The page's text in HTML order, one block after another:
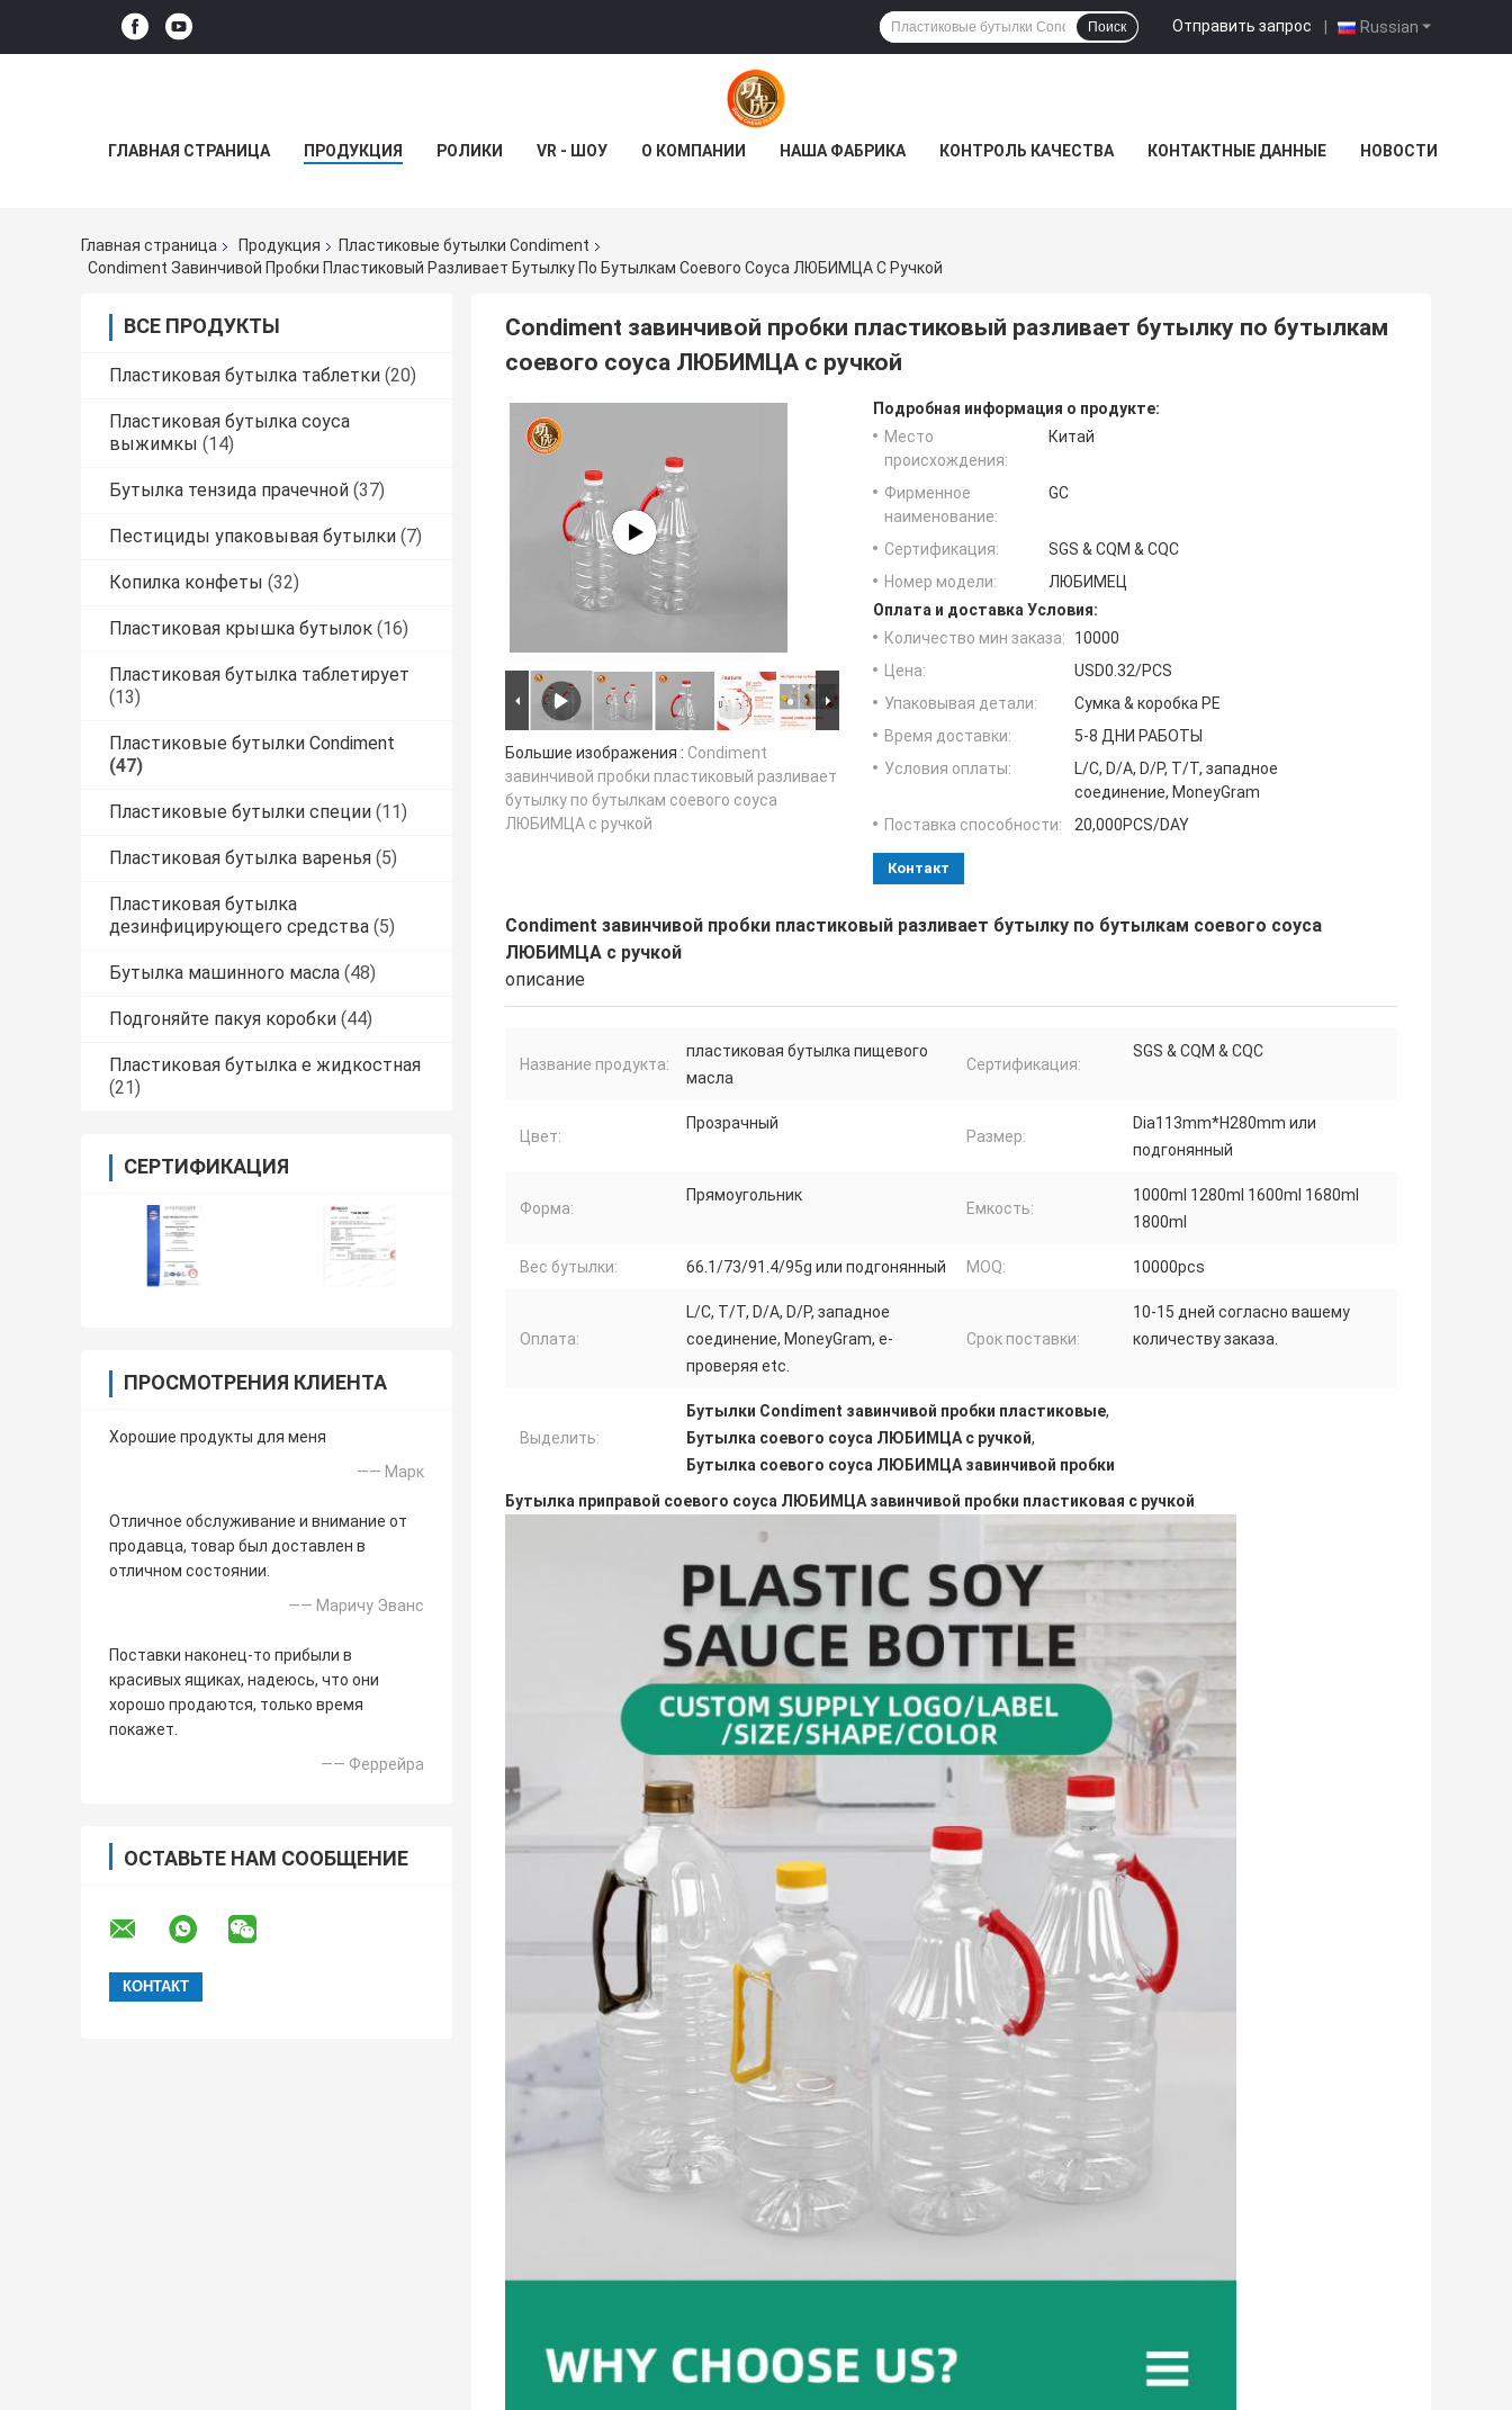
Russian
Отправить запрос |
Поиск
ГЛАВНАЯ СТРАНИЦА ПРОДУКЦИЯ РОЛИКИ VR - ШОУ О КОМПАНИИ НАША ФАБРИКА КОНТРОЛЬ КАЧЕСТВА КОНТАКТНЫЕ ДАННЫЕ НОВОСТИ
Главная страница Продукция
Пластиковые бутылки Condiment
Condiment Завинчивой Пробки Пластиковый Разливает Бутылку По Бутылкам Соевого Соуса ЛЮБИМЦА С Ручкой
ВСЕ ПРОДУКТЫ
Пластиковая бутылка таблетки (20)
Пластиковая бутылка соуса
выжимкы (14)
Бутылка тензида прачечной (37)
Пестициды упаковывая бутылки (7)
Копилка конфеты (32)
Пластиковая крышка бутылок (16)
Пластиковая бутылка таблетирует
(13)
Пластиковые бутылки Condiment
(47)
Пластиковые бутылки специи (11)
Пластиковая бутылка варенья (5)
Пластиковая бутылка
дезинфицирующего средства (5)
Бутылка машинного масла (48)
Подгоняйте пакуя коробки (44)
Пластиковая бутылка e жидкостная
(21)
СЕРТИФИКАЦИЯ
ПРОСМОТРЕНИЯ КЛИЕНТА
Хорошие продукты для меня
—— Марк
Отличное обслуживание и внимание от
продавца, товар был доставлен в
отличном состоянии.
—— Маричу Эванс
Поставки наконец-то прибыли в
красивых ящиках, надеюсь, что они
хорошо продаются, только время
покажет.
—— Феррейра
ОСТАВЬТЕ НАМ СООБЩЕНИЕ
Condiment завинчивой пробки пластиковый разливает бутылку по бутылкам
соевого соуса ЛЮБИМЦА с ручкой
Большие изображения : Condiment
завинчивой пробки пластиковый разливает
бутылку по бутылкам соевого соуса
ЛЮБИМЦА с ручкой
Подробная информация о продукте:
Место
происхождения:
Китай
Фирменное
наименование:
GC
Сертификация:
SGS & CQM & CQC
Номер модели:
ЛЮБИМЕЦ
Оплата и доставка Условия:
Количество мин заказа:
10000
Цена:
USD0.32/PCS
Упаковывая детали:
Сумка & коробка PE
Время доставки:
5-8 ДНИ РАБОТЫ
Условия оплаты:
L/C, D/A, D/P, T/T, западное
соединение, MoneyGram
Поставка способности:
20,000PCS/DAY
Контакт
Condiment завинчивой пробки пластиковый разливает бутылку по бутылкам соевого соуса
ЛЮБИМЦА с ручкой
описание
Название продукта:
пластиковая бутылка пищевого
масла
Сертификация:
SGS & CQM & CQC
Цвет:
Прозрачный
Размер:
Dia113mm*H280mm или
подгонянный
Форма:
Прямоугольник
Емкость:
1000ml 1280ml 1600ml 1680ml
1800ml
Вес бутылки: 66.1/73/91.4/95g или подгонянный MOQ: 10000pcs
Оплата:
L/C, T/T, D/A, D/P, западное
соединение, MoneyGram, e-
проверяя etc.
Срок поставки:
10-15 дней согласно вашему
количеству заказа.
Выделить:
Бутылки Condiment завинчивой пробки пластиковые,
Бутылка соевого соуса ЛЮБИМЦА с ручкой,
Бутылка соевого соуса ЛЮБИМЦА завинчивой пробки
Бутылка приправой соевого соуса ЛЮБИМЦА завинчивой пробки пластиковая с ручкой